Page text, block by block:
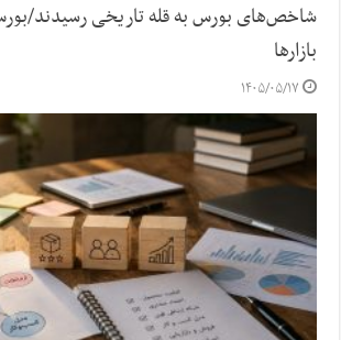
شاخص‌های بورس به قله تاریخی رسیدند/
بازارها
۱۴۰۵/۰۵/۱۷